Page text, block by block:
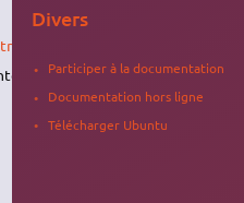
configurée et activée
Divers
Participer à la documentation
Documentation hors ligne
Télécharger Ubuntu